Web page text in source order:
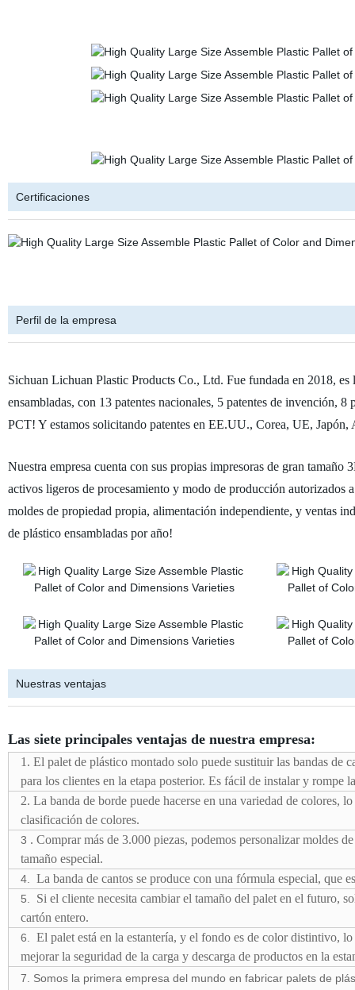
Certificaciones
Perfil de la empresa
Sichuan Lichuan Plastic Products Co., Ltd. Fue fundada en 2018,
ensambladas, con 13 patentes nacionales, 5 patentes de invención,
PCT! Y estamos solicitando patentes en EE.UU., Corea, UE, Japón,
Nuestra empresa cuenta con sus propias impresoras de gran
activos ligeros de procesamiento y modo de producción
moldes de propiedad propia, alimentación independiente, y ventas
de plástico ensambladas por año!
Nuestras ventajas
Las siete principales ventajas de nuestra empresa:
1. El palet de plástico montado solo puede sustituir las bandas de
para los clientes en la etapa posterior. Es fácil de instalar y rompe
2. La banda de borde puede hacerse en una variedad de colores,
clasificación de colores.
3 . Comprar más de 3.000 piezas, podemos personalizar moldes
tamaño especial.
4. La banda de cantos se produce con una fórmula especial, que
5.
Si el cliente necesita cambiar el tamaño del palet en el futuro,
cartón entero.
6.
El palet está en la estantería, y el fondo es de color distintivo,
mejorar la seguridad de la carga y descarga de productos en la
7. Somos la primera empresa del mundo en fabricar palets de